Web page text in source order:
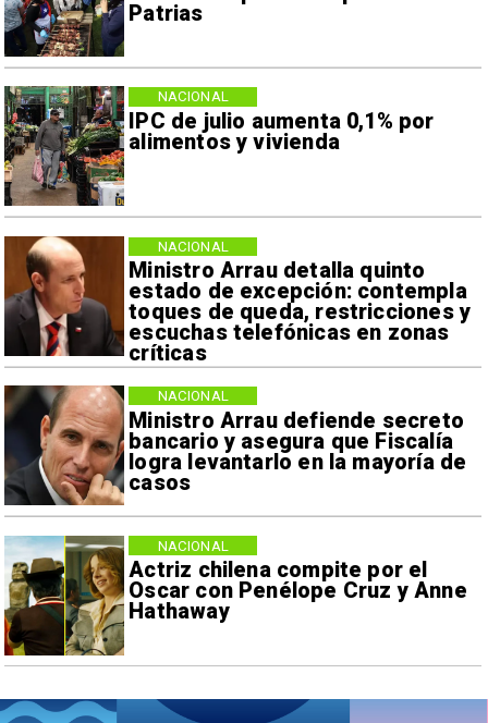
Patrias
IPC de julio aumenta 0,1% por
alimentos y vivienda
NACIONAL
Ministro Arrau detalla quinto
estado de excepción: contempla
toques de queda, restricciones y
escuchas telefónicas en zonas
críticas
NACIONAL
Ministro Arrau defiende secreto
bancario y asegura que Fiscalía
logra levantarlo en la mayoría de
casos
NACIONAL
Actriz chilena compite por el
Oscar con Penélope Cruz y Anne
Hathaway
NACIONAL